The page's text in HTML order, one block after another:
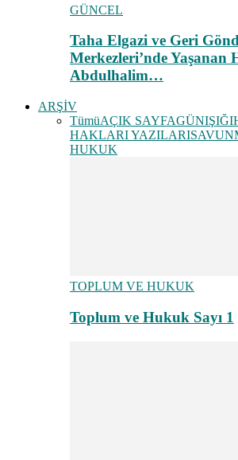
GÜNCEL
Taha Elgazi ve Geri
Merkezleri’nde Yaşanan
Abdulhalim…
ARŞİV
TümüAÇIK SAYFAGÜNIŞIĞI
HAKLARI YAZILARI
HUKUK
TOPLUM VE HUKUK
Toplum ve Hukuk Sayı 1